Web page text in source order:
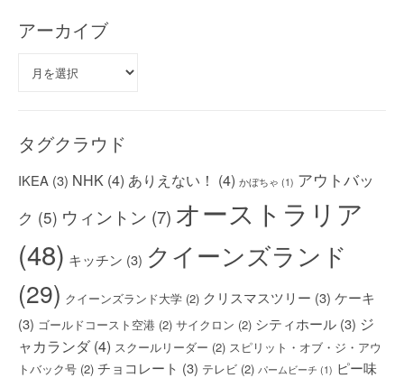
アーカイブ
ブ
タグクラウド
IKEA (3) NHK (4) ありえない！ (4) かぼちゃ (1) アウトバッ
ク (5) ウィントン (7) オーストラリア
(48) キッチン (3) クイーンズランド
(29) クイーンズランド大学 (2) クリスマスツリー (3) ケーキ
(3) ゴールドコースト空港 (2) サイクロン (2) シティホール (3) ジ
ャカランダ (4) スクールリーダー (2) スピリット・オブ・ジ・アウ
トバック号 (2) チョコレート (3) テレビ (2) パームビーチ (1) ピー味